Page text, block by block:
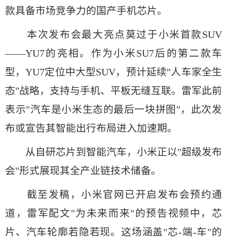
款具备市场竞争力的国产手机芯片。
本次发布会最大亮点莫过于小米首款SUV
——YU7的亮相。作为小米SU7后的第二款车
型，YU7定位中大型SUV，预计延续"人车家全生
态"战略，支持与手机、平板无缝互联。雷军此前
表示"汽车是小米生态的最后一块拼图"，此次发
布或宣告其智能出行布局进入加速期。
从自研芯片到智能汽车，小米正以"超级发布
会"形式展现其全产业链技术储备。
截至发稿，小米官网已开启发布会预约通
道，雷军配文"为未来而来"的预告视频中，芯
片、汽车轮廓若隐若现。这场涵盖"芯-端-车"的